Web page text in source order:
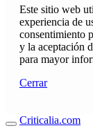
Este sitio web
experiencia de
consentimiento
y la aceptación
para mayor
Cerrar
Criticalia.com